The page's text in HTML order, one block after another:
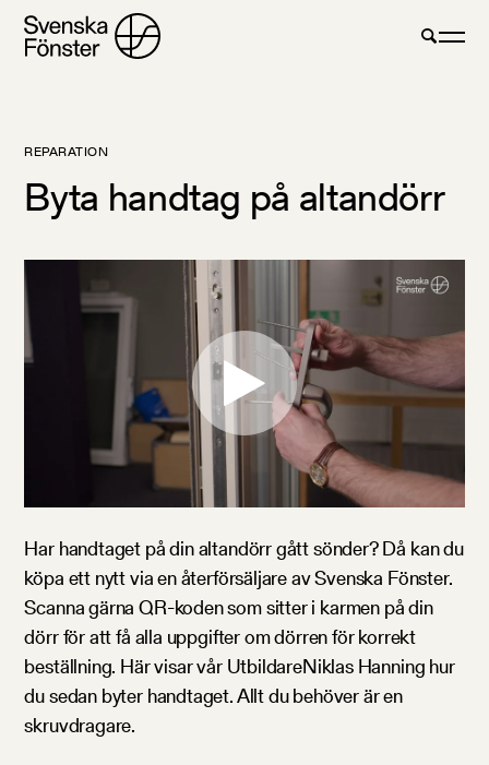
REPARATION
Byta handtag på altandörr
Har handtaget på din altandörr gått sönder? Då kan du
köpa ett nytt via en återförsäljare av Svenska Fönster.
Scanna gärna QR-koden som sitter i karmen på din
dörr för att få alla uppgifter om dörren för korrekt
beställning. Här visar vår UtbildareNiklas Hanning hur
du sedan byter handtaget. Allt du behöver är en
skruvdragare.